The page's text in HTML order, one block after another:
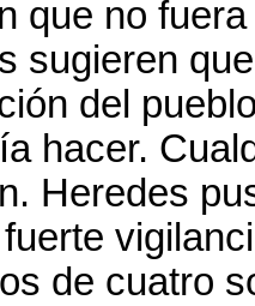
que no
sugieren
del
hacer.
Heredes
fuerte
de cuatro